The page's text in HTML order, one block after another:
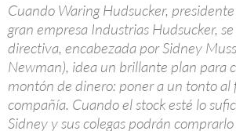
Cuando Waring Hudsucker,
gran empresa Industrias Hudsucker,
directiva, encabezada por Sidney
Newman), idea un brillante plan para
montón de dinero: poner a un tonto al
compañía. Cuando el stock esté lo
Sidney y sus colegas podrán